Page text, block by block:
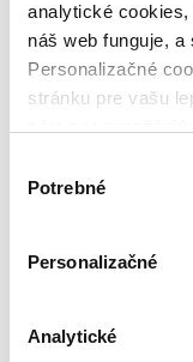
analytické
náš web funguje,
Personalizačné
stránku pre vašu
nám pomohlo,
súhlasu
Potrebné
Personalizačné
Analytické
Bestsellery
Top hodnotené
Novinky
Najdrahšie
Najlacnejšie
Najvyššia zľava
Použité filtre